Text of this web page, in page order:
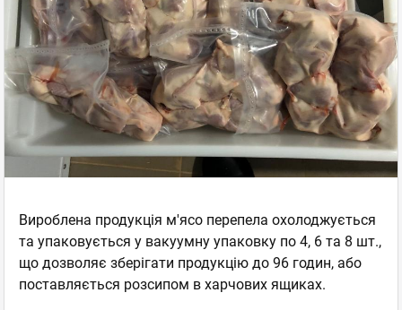
Вироблена продукція м'ясо перепела охолоджується
та упаковується у вакуумну упаковку по 4, 6 та 8 шт.,
що дозволяє зберігати продукцію до 96 годин, або
поставляється розсипом в харчових ящиках.